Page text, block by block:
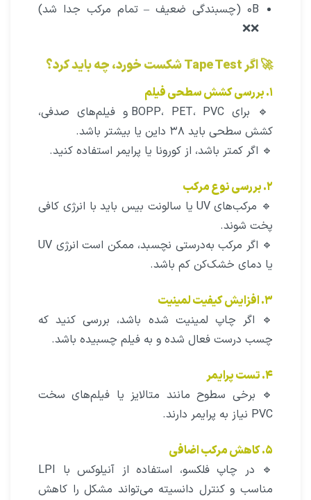
۰B (چسبندگی ضعیف – تمام مرکب جدا شد)
❌❌
🚀 اگر Tape Test شکست خورد، چه باید کرد؟
۱. بررسی کشش سطحی فیلم
🔹 برای BOPP، PET، PVC و فیلم‌های صدفی،
کشش سطحی باید ۳۸ داین یا بیشتر باشد.
🔹 اگر کمتر باشد، از کورونا یا پرایمر استفاده کنید.
۲. بررسی نوع مرکب
🔹 مرکب‌های UV یا سالونت بیس باید با انرژی کافی
پخت شوند.
🔹 اگر مرکب به‌درستی نچسبد، ممکن است انرژی UV
یا دمای خشک‌کن کم باشد.
۳. افزایش کیفیت لمینیت
🔹 اگر چاپ لمینیت شده باشد، بررسی کنید که
چسب درست فعال شده و به فیلم چسبیده باشد.
۴. تست پرایمر
🔹 برخی سطوح مانند متالایز یا فیلم‌های سخت
PVC نیاز به پرایمر دارند.
۵. کاهش مرکب اضافی
🔹 در چاپ فلکسو، استفاده از آنیلوکس با LPI
مناسب و کنترل دانسیته می‌تواند مشکل را کاهش